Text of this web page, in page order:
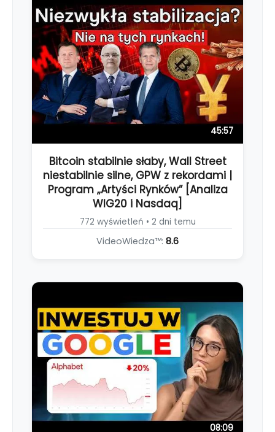
45:57
Bitcoin stabilnie słaby, Wall Street
niestabilnie silne, GPW z rekordami |
Program „Artyści Rynków” [Analiza
WIG20 i Nasdaq]
772 wyświetleń • 2 dni temu
VideoWiedza™: 8.6
08:09